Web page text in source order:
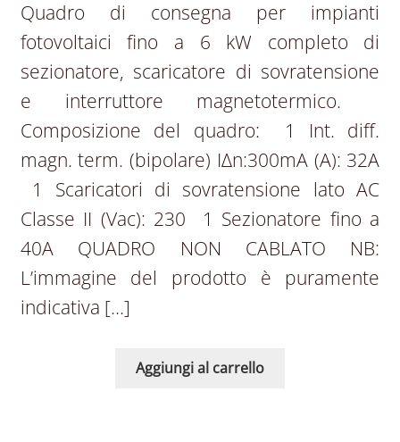
Quadro di consegna per impianti
fotovoltaici fino a 6 kW completo di
sezionatore, scaricatore di sovratensione
e interruttore magnetotermico.
Composizione del quadro: 1 Int. diff.
magn. term. (bipolare) IΔn:300mA (A): 32A
1 Scaricatori di sovratensione lato AC
Classe II (Vac): 230 1 Sezionatore fino a
40A QUADRO NON CABLATO NB:
L’immagine del prodotto è puramente
indicativa […]
Aggiungi al carrello